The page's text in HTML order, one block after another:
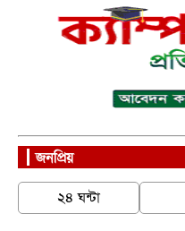
জনপ্রিয়
২৪ ঘন্টা